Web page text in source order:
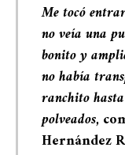
Me tocó
no veía una
bonito y
no había
ranchito
polveados,
Hernández